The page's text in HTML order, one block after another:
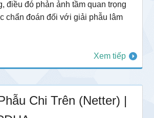
điều đó phản ảnh tầm quan trọng
chẩn đoán đối với giải phẫu lâm
Xem tiếp
Chi Trên (Netter) |